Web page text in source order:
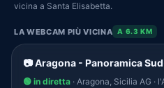
vicina a Santa Elisabetta.
LA WEBCAM PIÙ VICINA A 6.3 KM
📷 Aragona - Panoramica
🟢 in diretta · Aragona, Sicilia AG ·